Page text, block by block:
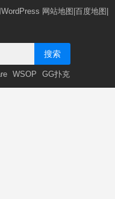
网站地图 百度地图
搜索
WSOP GG扑克